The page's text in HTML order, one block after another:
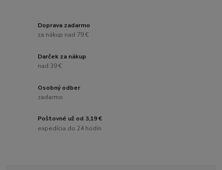
Doprava zadarmo
za nákup nad 79 €
Darček za nákup
nad 39 €
Osobný odber
zadarmo
Poštovné už od 3,19 €
expedícia do 24 hodín